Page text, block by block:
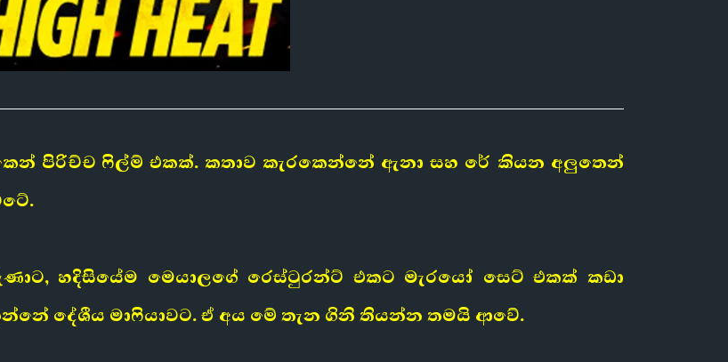
පිරිච්ච ෆිල්ම් එකක්. කතාව කැරකෙන්නේ ඇනා සහ රේ කියන අලුතෙන්
හදිසියේම මෙයාලගේ රෙස්ටුරන්ට් එකට මැරයෝ සෙට් එකක් කඩා
දේශීය මාෆියාවට. ඒ අය මේ තැන ගිනි තියන්න තමයි ආවේ.